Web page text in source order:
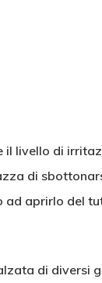
livello di
di
aprirlo del
di diversi